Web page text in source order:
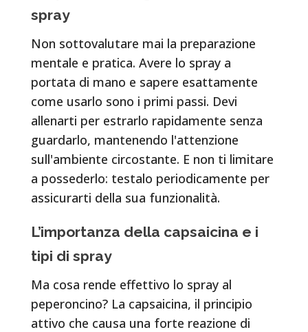
spray
Non sottovalutare mai la preparazione
mentale e pratica. Avere lo spray a
portata di mano e sapere esattamente
come usarlo sono i primi passi. Devi
allenarti per estrarlo rapidamente senza
guardarlo, mantenendo l'attenzione
sull'ambiente circostante. E non ti limitare
a possederlo: testalo periodicamente per
assicurarti della sua funzionalità.
L’importanza della capsaicina e i
tipi di spray
Ma cosa rende effettivo lo spray al
peperoncino? La capsaicina, il principio
attivo che causa una forte reazione di